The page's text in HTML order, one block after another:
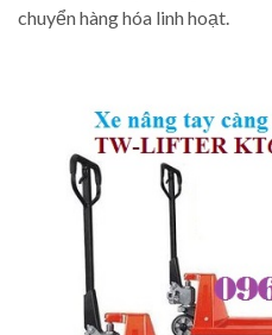
chuyển hàng hóa linh hoạt.